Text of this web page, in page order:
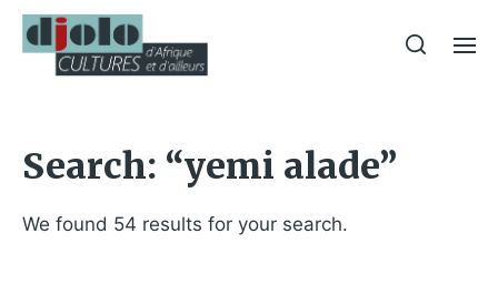
Search: “yemi alade”
We found 54 results for your search.